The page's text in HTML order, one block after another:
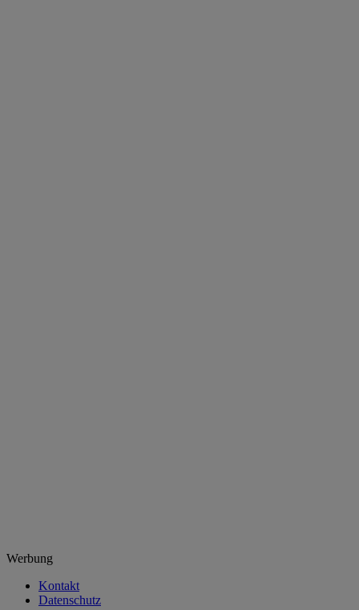
Werbung
Kontakt
Datenschutz